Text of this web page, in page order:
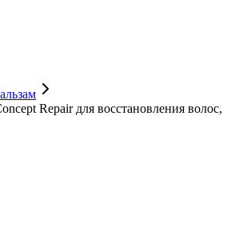
Repair для восстановления волос,